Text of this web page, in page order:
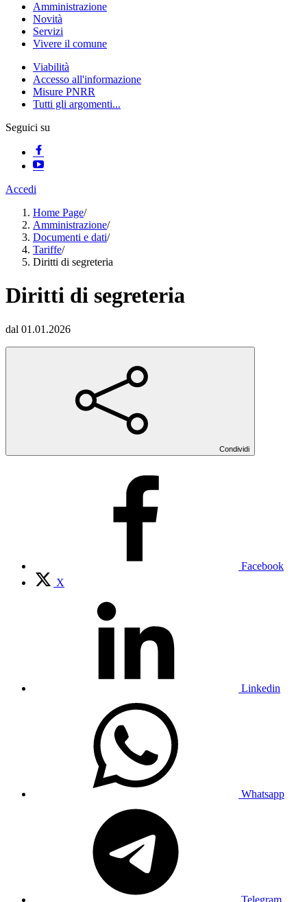
Amministrazione
Novità
Servizi
Vivere il comune
Viabilità
Accesso all'informazione
Misure PNRR
Tutti gli argomenti...
Seguici su
Accedi
Home Page/
Amministrazione/
Documenti e dati/
Tariffe/
Diritti di segreteria
Diritti di segreteria
dal 01.01.2026
Condividi
Facebook
X
Linkedin
Whatsapp
Telegram